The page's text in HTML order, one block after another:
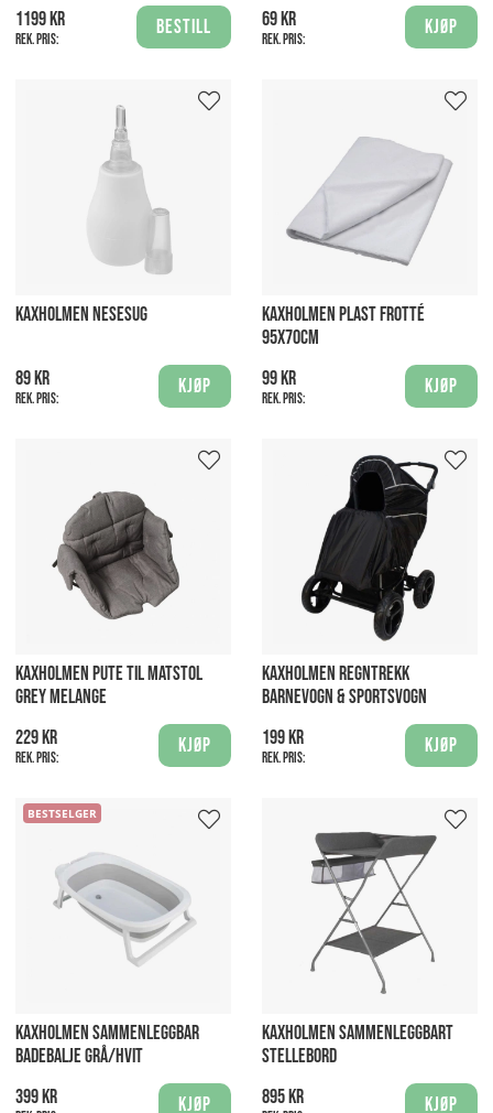
1199 kr
Rek. pris:
Bestill 69 kr
Rek. pris:
Kjøp
KAXHOLMEN NESESUG
89 kr
Rek. pris:
Kjøp
KAXHOLMEN PLAST FROTTÉ
95X70CM
99 kr
Rek. pris:
Kjøp
KAXHOLMEN PUTE TIL MATSTOL
GREY MELANGE
229 kr
Rek. pris:
Kjøp
KAXHOLMEN REGNTREKK
BARNEVOGN & SPORTSVOGN
199 kr
Rek. pris:
Kjøp
BESTSELGER
KAXHOLMEN SAMMENLEGGBAR
BADEBALJE GRÅ/HVIT
399 kr
Kjøp
KAXHOLMEN SAMMENLEGGBART
STELLEBORD
895 kr
Kjøp